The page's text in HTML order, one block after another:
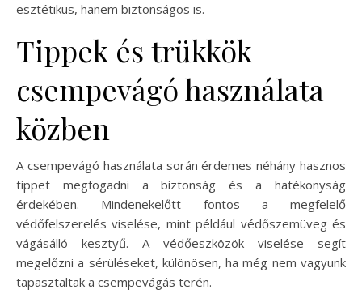
esztétikus, hanem biztonságos is.
Tippek és trükkök
csempevágó használata
közben
A csempevágó használata során érdemes néhány hasznos
tippet megfogadni a biztonság és a hatékonyság
érdekében. Mindenekelőtt fontos a megfelelő
védőfelszerelés viselése, mint például védőszemüveg és
vágásálló kesztyű. A védőeszközök viselése segít
megelőzni a sérüléseket, különösen, ha még nem vagyunk
tapasztaltak a csempevágás terén.